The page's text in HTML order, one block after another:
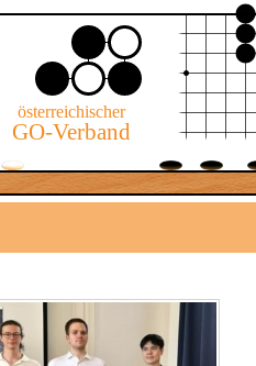
österreichischer
GO-Verband